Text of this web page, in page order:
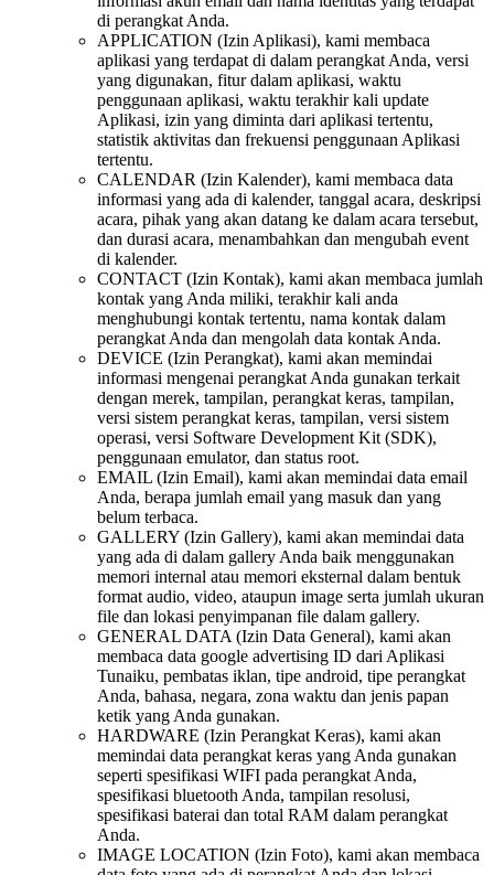
di perangkat Anda.
APPLICATION (Izin Aplikasi), kami membaca
aplikasi yang terdapat di dalam perangkat Anda, versi
yang digunakan, fitur dalam aplikasi, waktu
penggunaan aplikasi, waktu terakhir kali update
Aplikasi, izin yang diminta dari aplikasi tertentu,
statistik aktivitas dan frekuensi penggunaan Aplikasi
tertentu.
CALENDAR (Izin Kalender), kami membaca data
informasi yang ada di kalender, tanggal acara, deskripsi
acara, pihak yang akan datang ke dalam acara tersebut,
dan durasi acara, menambahkan dan mengubah event
di kalender.
CONTACT (Izin Kontak), kami akan membaca jumlah
kontak yang Anda miliki, terakhir kali anda
menghubungi kontak tertentu, nama kontak dalam
perangkat Anda dan mengolah data kontak Anda.
DEVICE (Izin Perangkat), kami akan memindai
informasi mengenai perangkat Anda gunakan terkait
dengan merek, tampilan, perangkat keras, tampilan,
versi sistem perangkat keras, tampilan, versi sistem
operasi, versi Software Development Kit (SDK),
penggunaan emulator, dan status root.
EMAIL (Izin Email), kami akan memindai data email
Anda, berapa jumlah email yang masuk dan yang
belum terbaca.
GALLERY (Izin Gallery), kami akan memindai data
yang ada di dalam gallery Anda baik menggunakan
memori internal atau memori eksternal dalam bentuk
format audio, video, ataupun image serta jumlah ukuran
file dan lokasi penyimpanan file dalam gallery.
GENERAL DATA (Izin Data General), kami akan
membaca data google advertising ID dari Aplikasi
Tunaiku, pembatas iklan, tipe android, tipe perangkat
Anda, bahasa, negara, zona waktu dan jenis papan
ketik yang Anda gunakan.
HARDWARE (Izin Perangkat Keras), kami akan
memindai data perangkat keras yang Anda gunakan
seperti spesifikasi WIFI pada perangkat Anda,
spesifikasi bluetooth Anda, tampilan resolusi,
spesifikasi baterai dan total RAM dalam perangkat
Anda.
IMAGE LOCATION (Izin Foto), kami akan membaca